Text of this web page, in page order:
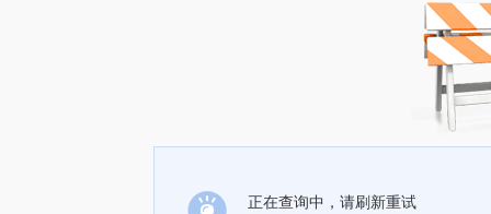
正在查询中，请刷新重试